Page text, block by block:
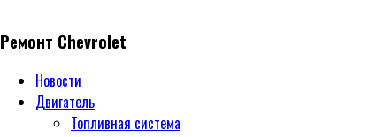
Ремонт Chevrolet
Новости
Двигатель
Топливная система